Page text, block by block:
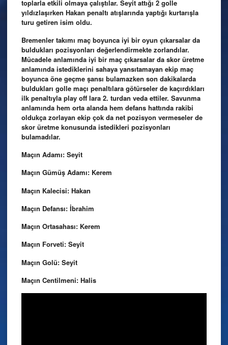
toplarla etkili olmaya çalıştılar. Seyit attığı 2 golle
yıldızlaşırken Hakan penaltı atışlarında yaptığı kurtarışla
turu getiren isim oldu.
Bremenler takımı maç boyunca iyi bir oyun çıkarsalar da
buldukları pozisyonları değerlendirmekte zorlandılar.
Mücadele anlamında iyi bir maç çıkarsalar da skor üretme
anlamında istediklerini sahaya yansıtamayan ekip maç
boyunca öne geçme şansı bulamazken son dakikalarda
buldukları golle maçı penaltılara götürseler de kaçırdıkları
ilk penaltıyla play off lara 2. turdan veda ettiler. Savunma
anlamında hem orta alanda hem defans hattında rakibi
oldukça zorlayan ekip çok da net pozisyon vermeseler de
skor üretme konusunda istedikleri pozisyonları
bulamadılar.
Maçın Adamı: Seyit
Maçın Gümüş Adamı: Kerem
Maçın Kalecisi: Hakan
Maçın Defansı: İbrahim
Maçın Ortasahası: Kerem
Maçın Forveti: Seyit
Maçın Golü: Seyit
Maçın Centilmeni: Halis